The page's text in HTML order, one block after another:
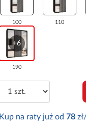
100 110
+6
190
Kup na raty już od 78